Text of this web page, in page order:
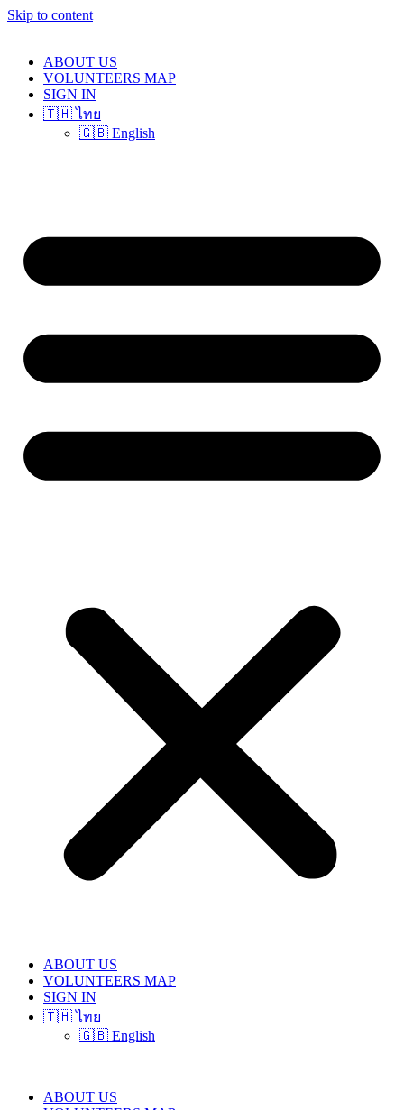
Skip to content
ABOUT US
VOLUNTEERS MAP
SIGN IN
🇹🇭 ไทย
🇬🇧 English
ABOUT US
VOLUNTEERS MAP
SIGN IN
🇹🇭 ไทย
🇬🇧 English
ABOUT US